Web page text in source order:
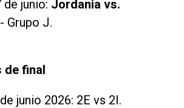
de junio: Jordania vs.
- Grupo J.
de final
junio 2026: 2E vs 2I.